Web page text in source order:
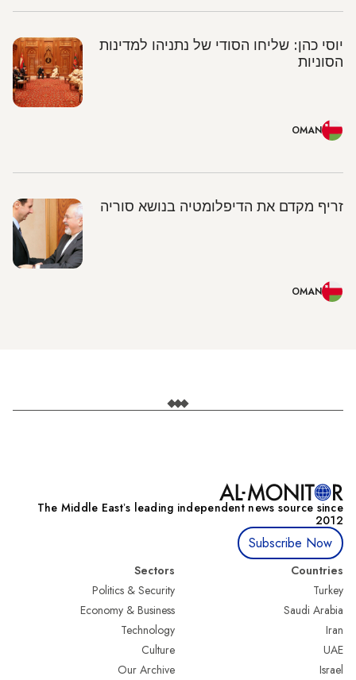
יוסי כהן: שליחו הסודי של נתניהו למדינות
הסוניות
OMAN
זריף מקדם את הדיפלומטיה בנושא סוריה
OMAN
The Middle Eastʼs leading independent news source since
2012
Subscribe Now
Countries
Turkey
Saudi Arabia
Iran
UAE
Israel
Sectors
Politics & Security
Economy & Business
Technology
Culture
Our Archive